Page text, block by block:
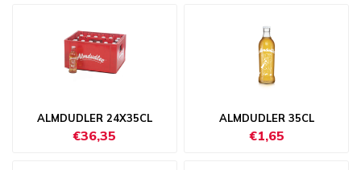
ALMDUDLER 24X35CL
€36,35
ALMDUDLER 35CL
€1,65